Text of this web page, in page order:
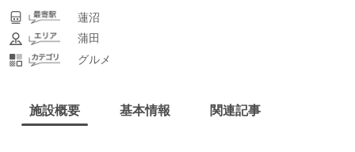
蓮沼
蒲田
グルメ
施設概要 基本情報 関連記事